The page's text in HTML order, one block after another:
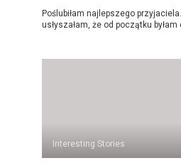
Poślubiłam najlepszego
usłyszałam, że od początku
Interesting Stories